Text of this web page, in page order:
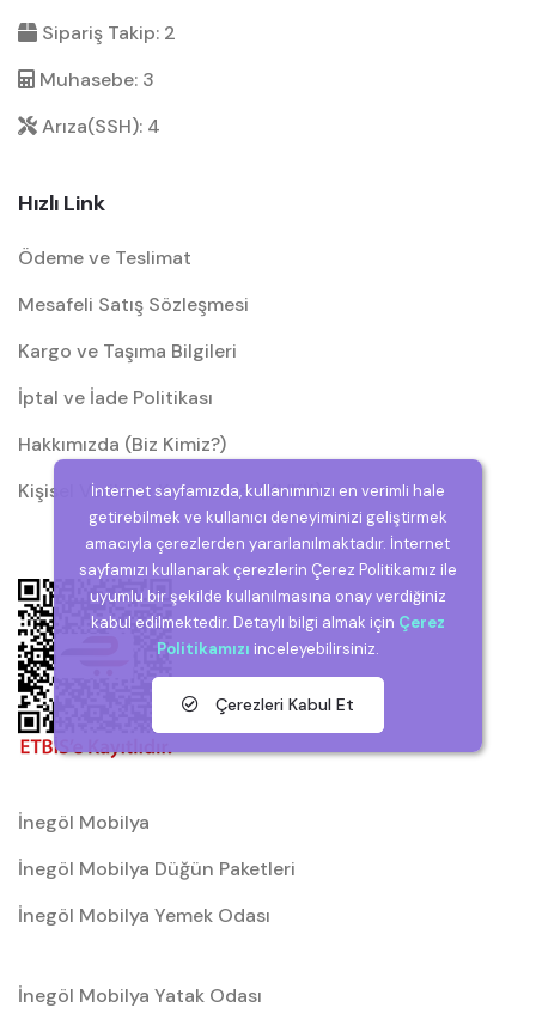
Sipariş Takip: 2
Muhasebe: 3
Arıza(SSH): 4
Hızlı Link
Ödeme ve Teslimat
Mesafeli Satış Sözleşmesi
Kargo ve Taşıma Bilgileri
İptal ve İade Politikası
Hakkımızda (Biz Kimiz?)
Kişisel Verilerin Korunması (KVKK)
İnegöl Mobilya
İnegöl Mobilya Düğün Paketleri
İnegöl Mobilya Yemek Odası
İnegöl Mobilya Yatak Odası
İnternet sayfamızda, kullanımınızı en verimli hale
getirebilmek ve kullanıcı deneyiminizi geliştirmek
amacıyla çerezlerden yararlanılmaktadır. İnternet
sayfamızı kullanarak çerezlerin Çerez Politikamız ile
uyumlu bir şekilde kullanılmasına onay verdiğiniz
kabul edilmektedir. Detaylı bilgi almak için Çerez
Politikamızı inceleyebilirsiniz.
Çerezleri Kabul Et